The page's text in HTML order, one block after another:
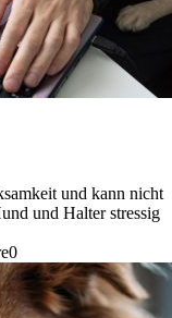
und kann nicht
und Halter stressig
0